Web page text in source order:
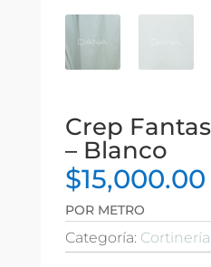
Crep
– Blanco
$15,000.00
POR METRO
Categoría: Cortinería